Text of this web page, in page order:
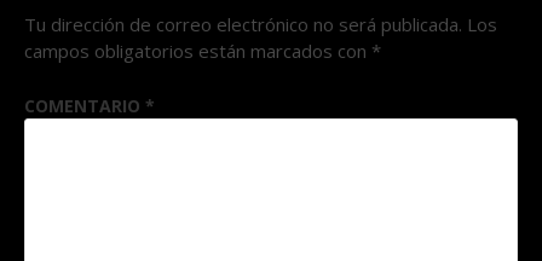
Tu dirección de correo electrónico no será publicada. Los
campos obligatorios están marcados con *
COMENTARIO *